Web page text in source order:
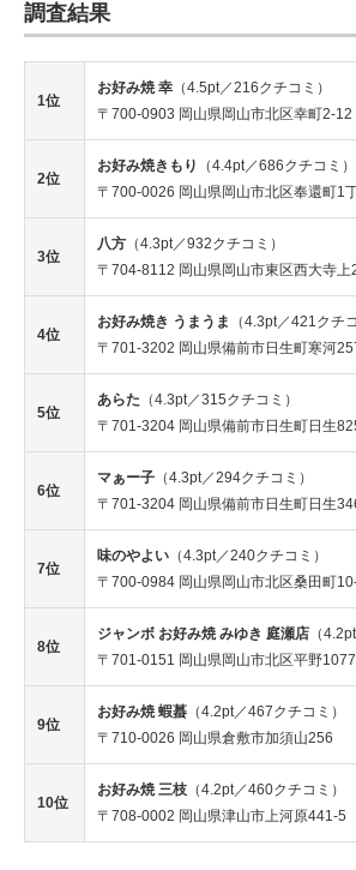
調査結果
1位
お好み焼 幸 （4.5pt／216クチコミ）
〒700-0903 岡山県岡山市北区幸町2-12
2位
お好み焼きもり
（4.4pt／686クチコミ）
〒700-0026 岡山県岡山市北区奉還町1
3位
八方 （4.3pt／932クチコミ）
〒704-8112 岡山県岡山市東区西大寺上
4位
お好み焼き うまうま
（4.3pt／421クチ
〒701-3202 岡山県備前市日生町寒河
5位
あらた （4.3pt／315クチコミ）
〒701-3204 岡山県備前市日生町日生
6位
マぁー子 （4.3pt／294クチコミ）
〒701-3204 岡山県備前市日生町日生
7位
味のやよい （4.3pt／240クチコミ）
〒700-0984 岡山県岡山市北区桑田町
8位
ジャンボ お好み焼 みゆき 庭瀬店 （
〒701-0151 岡山県岡山市北区平野
9位
お好み焼 蝦蟇 （4.2pt／467クチコミ）
〒710-0026 岡山県倉敷市加須山256
10位
お好み焼 三枝 （4.2pt／460クチコミ）
〒708-0002 岡山県津山市上河原441-5